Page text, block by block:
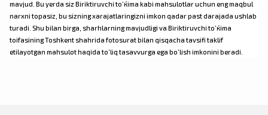
mavjud. Bu yerda siz Biriktiruvchi to‘ќima kabi mahsulotlar uchun eng maqbul
narxni topasiz, bu sizning xarajatlaringizni imkon qadar past darajada ushlab
turadi. Shu bilan birga, sharhlarning mavjudligi va Biriktiruvchi to‘ќima
toifasining Toshkent shahrida fotosurat bilan qisqacha tavsifi taklif
etilayotgan mahsulot haqida to‘liq tasavvurga ega bo‘lish imkonini beradi.